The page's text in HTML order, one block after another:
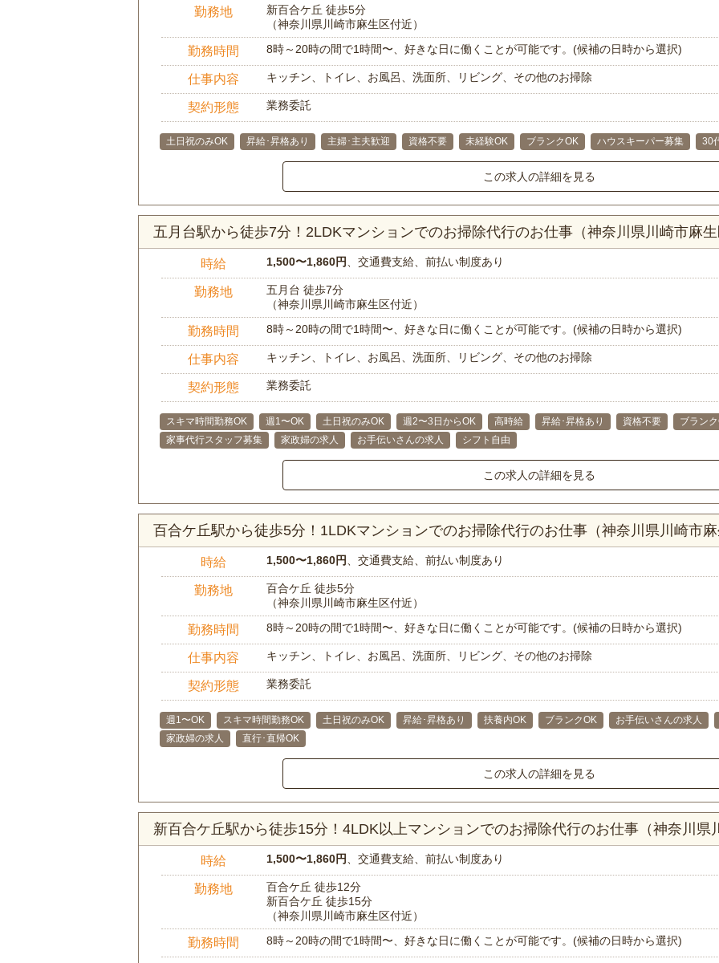
勤務地
新百合ケ丘 徒歩5分
（神奈川県川崎市麻生区付近）
勤務時間 8時～20時の間で1時間〜、好きな日に働くことが可能です。(候補の日時から選択)
仕事内容 キッチン、トイレ、お風呂、洗面所、リビング、その他のお掃除
契約形態 業務委託
土日祝のみOK 昇給･昇格あり 主婦･主夫歓迎 資格不要 未経験OK ブランクOK ハウスキーパー募集 30
この求人の詳細を見る
五月台駅から徒歩7分！2LDKマンションでのお掃除代行のお仕事（神奈川県川崎市麻生
時給 1,500〜1,860円 、交通費支給、前払い制度あり
勤務地
五月台 徒歩7分
（神奈川県川崎市麻生区付近）
勤務時間 8時～20時の間で1時間〜、好きな日に働くことが可能です。(候補の日時から選択)
仕事内容 キッチン、トイレ、お風呂、洗面所、リビング、その他のお掃除
契約形態 業務委託
スキマ時間勤務OK 週1〜OK 土日祝のみOK 週2〜3日からOK 高時給 昇給･昇格あり 資格不要 ブラン
家事代行スタッフ募集
家政婦の求人 お手伝いさんの求人 シフト自由
この求人の詳細を見る
百合ケ丘駅から徒歩5分！1LDKマンションでのお掃除代行のお仕事（神奈川県川崎市麻
時給 1,500〜1,860円 、交通費支給、前払い制度あり
勤務地
百合ケ丘 徒歩5分
（神奈川県川崎市麻生区付近）
勤務時間 8時～20時の間で1時間〜、好きな日に働くことが可能です。(候補の日時から選択)
仕事内容 キッチン、トイレ、お風呂、洗面所、リビング、その他のお掃除
契約形態 業務委託
週1〜OK スキマ時間勤務OK 土日祝のみOK 昇給･昇格あり 扶養内OK ブランクOK お手伝いさんの求人
家政婦の求人
直行･直帰OK
この求人の詳細を見る
新百合ケ丘駅から徒歩15分！4LDK以上マンションでのお掃除代行のお仕事（神奈川県
時給 1,500〜1,860円 、交通費支給、前払い制度あり
勤務地
百合ケ丘 徒歩12分
新百合ケ丘 徒歩15分
（神奈川県川崎市麻生区付近）
勤務時間 8時～20時の間で1時間〜、好きな日に働くことが可能です。(候補の日時から選択)